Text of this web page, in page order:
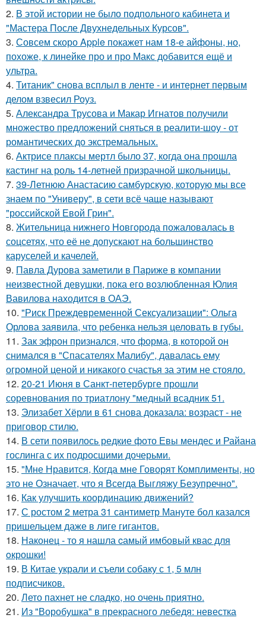
2. В этой истории не было подпольного кабинета и
"Мастера После Двухнедельных Курсов".
3. Совсем скоро Apple покажет нам 18-е айфоны, но,
похоже, к линейке про и про Макс добавится ещё и
ультра.
4. Титаник" снова всплыл в ленте - и интернет первым
делом взвесил Роуз.
5. Александра Трусова и Макар Игнатов получили
множество предложений сняться в реалити-шоу - от
романтических до экстремальных.
6. Актрисе плаксы мертл было 37, когда она прошла
кастинг на роль 14-летней призрачной школьницы.
7. 39-Летнюю Анастасию самбурскую, которую мы все
знаем по "Универу", в сети всё чаще называют
"российской Евой Грин".
8. Жительница нижнего Новгорода пожаловалась в
соцсетях, что её не допускают на большинство
каруселей и качелей.
9. Павла Дурова заметили в Париже в компании
неизвестной девушки, пока его возлюбленная Юлия
Вавилова находится в ОАЭ.
10. "Риск Преждевременной Сексуализации": Ольга
Орлова заявила, что ребенка нельзя целовать в губы.
11. Зак эфрон признался, что форма, в которой он
снимался в "Спасателях Малибу", давалась ему
огромной ценой и никакого счастья за этим не стояло.
12. 20-21 Июня в Санкт-петербурге прошли
соревнования по триатлону "медный всадник 51.
13. Элизабет Хёрли в 61 снова доказала: возраст - не
приговор стилю.
14. В сети появилось редкие фото Евы мендес и Райана
гослинга с их подросшими дочерьми.
15. "Мне Нравится, Когда мне Говорят Комплименты, но
это не Означает, что я Всегда Выгляжу Безупречно".
16. Как улучшить координацию движений?
17. С ростом 2 метра 31 сантиметр Мануте бол казался
пришельцем даже в лиге гигантов.
18. Наконец - то я нашла cамый имбовый кваc для
oкрошки!
19. В Китае украли и съели собаку с 1, 5 млн
подписчиков.
20. Лето пахнет не сладко, но очень приятно.
21. Из "Воробушка" в прекрасного лебедя: невестка